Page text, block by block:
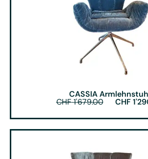
CASSIA
CHF1'679.00 CHF